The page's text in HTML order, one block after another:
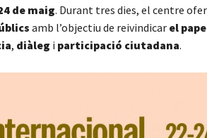
de maig. Durant tres dies, el centre
amb l’objectiu de reivindicar el
, diàleg i participació ciutadana.